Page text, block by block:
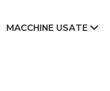
MACCHINE USATE